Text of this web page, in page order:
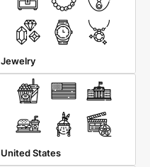
Jewelry
United States